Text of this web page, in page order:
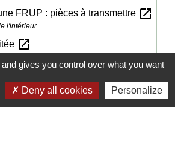
FRUP : pièces à transmettre open_in_new
l'intérieur
open_in_new
une erreur sur cette page
gives you control over what you want
Deny all cookies Personalize